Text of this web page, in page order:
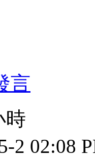
言
時
2 02:08